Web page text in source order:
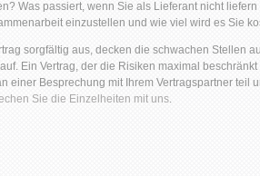
Was passiert, wenn Sie als Lieferant nicht
einzustellen und wie viel wird es Sie
sorgfältig aus, decken die schwachen Stellen
Ein Vertrag, der die Risiken maximal
einer Besprechung mit Ihrem Vertragspartner teil
Sie die Einzelheiten mit uns.